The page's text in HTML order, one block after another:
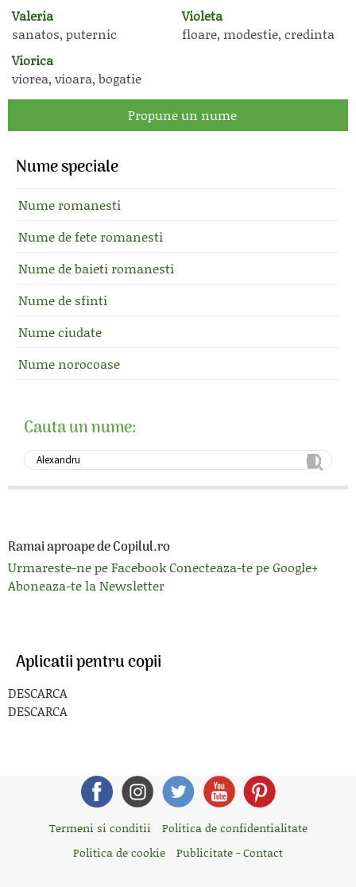
Valeria
sanatos, puternic
Violeta
floare, modestie, credinta
Viorica
viorea, vioara, bogatie
Propune un nume
Nume speciale
Nume romanesti
Nume de fete romanesti
Nume de baieti romanesti
Nume de sfinti
Nume ciudate
Nume norocoase
Cauta un nume:
Ramai aproape de Copilul.ro
Urmareste-ne pe FacebookConecteaza-te pe Google+
Aboneaza-te la Newsletter
Aplicatii pentru copii
DESCARCA
DESCARCA
Termeni si conditii
Politica de confidentialitate
Politica de cookie
Publicitate - Contact